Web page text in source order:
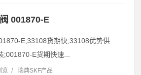
001870-E
E;33108货期快;33108优势供
;001870-E货期快速...
览 / 瑞典SKF产品